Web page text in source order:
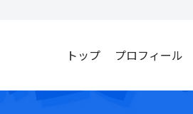
トップ プロフィール